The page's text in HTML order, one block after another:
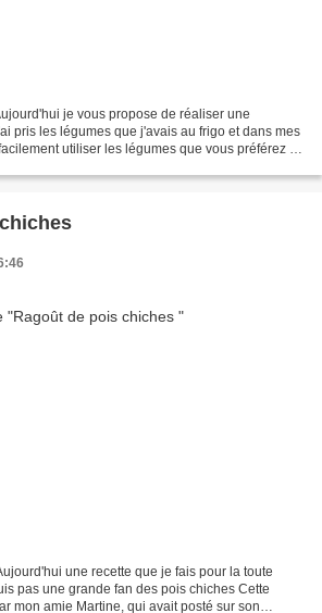
pris les légumes que j'avais au frigo et dans mes
utiliser les légumes que vous préférez et
pas une grande fan des pois chiches Cette
mon amie Martine, qui avait posté sur son